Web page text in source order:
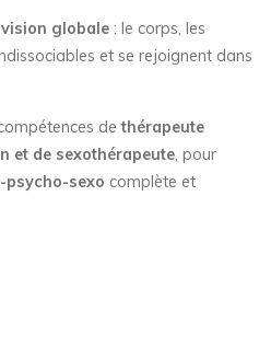
vision globale : le corps, les
et se rejoignent dans
dethérapeute
et de sexothérapeute, pour
psycho-sexo complète et